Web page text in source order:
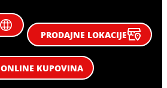
PRODAJNE LOKACIJE
ONLINE KUPOVINA